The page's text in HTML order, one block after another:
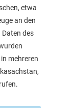
etwa
an den
des
mehreren